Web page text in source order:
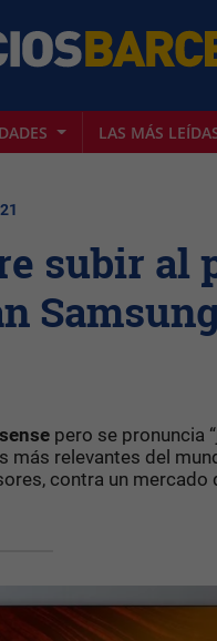
LAS MÁS
subir al
pero se pronuncia
más relevantes del
contra un